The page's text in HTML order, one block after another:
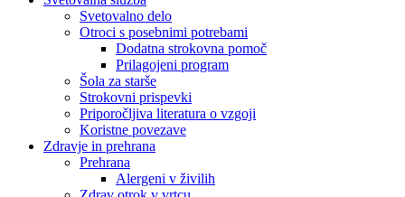
Svetovalno delo
Otroci s posebnimi potrebami
Dodatna strokovna pomoč
Prilagojeni program
Šola za starše
Strokovni prispevki
Priporočljiva literatura o vzgoji
Koristne povezave
Zdravje in prehrana
Prehrana
Alergeni v živilih